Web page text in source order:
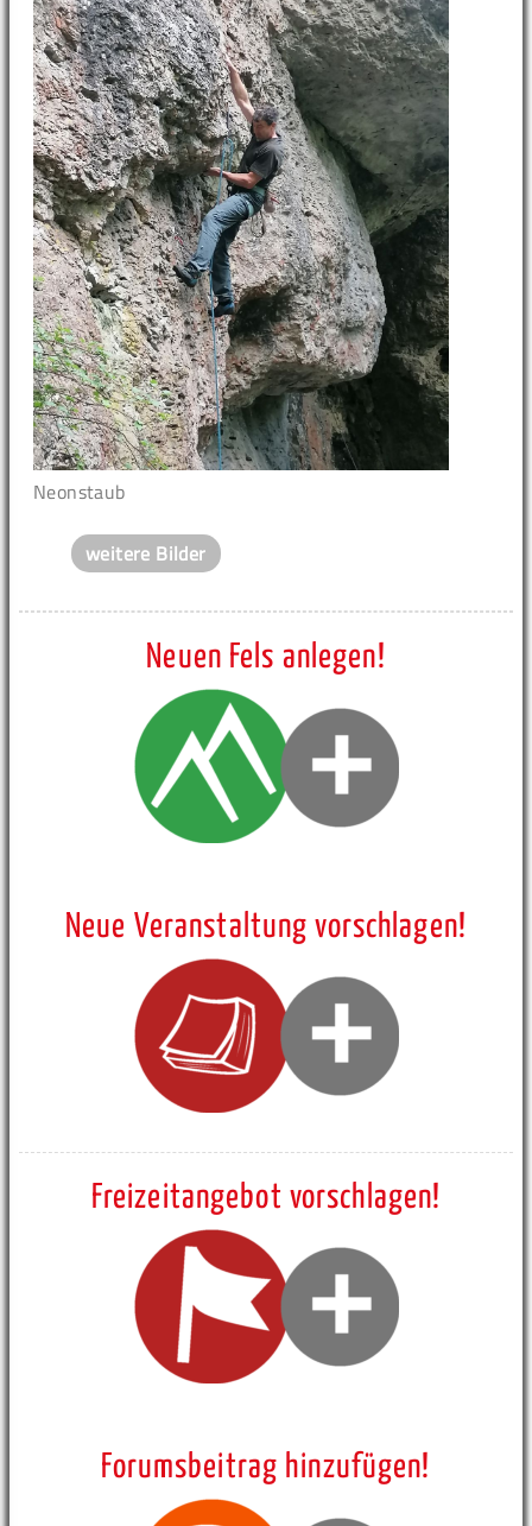
Neonstaub
weitere Bilder
Neuen Fels anlegen!
Neue Veranstaltung vorschlagen!
Freizeitangebot vorschlagen!
Forumsbeitrag hinzufügen!